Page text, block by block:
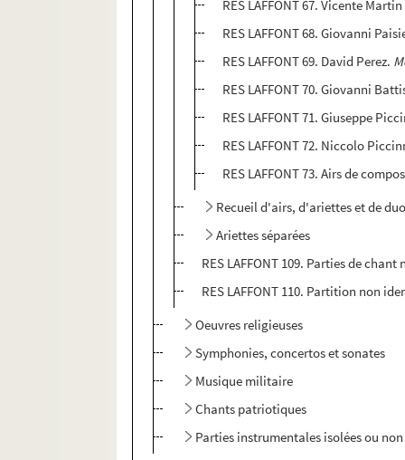
RES LAFFONT 67. Vicente
RES LAFFONT 68. Giovanni
RES LAFFONT 69. David Perez.
RES LAFFONT 70. Giovanni
RES LAFFONT 71. Giuseppe
RES LAFFONT 72. Niccolo
RES LAFFONT 73. Airs de
Recueil d'airs, d'ariettes et de
Ariettes séparées
RES LAFFONT 109. Parties de
RES LAFFONT 110. Partition non
Oeuvres religieuses
Symphonies, concertos et sonates
Musique militaire
Chants patriotiques
Parties instrumentales isolées ou